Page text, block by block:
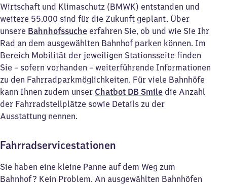
Wirtschaft und Klimaschutz (BMWK) entstanden und
weitere 55.000 sind für die Zukunft geplant. Über
unsere Bahnhofssuche erfahren Sie, ob und wie Sie Ihr
Rad an dem ausgewählten Bahnhof parken können. Im
Bereich Mobilität der jeweiligen Stationsseite finden
Sie – sofern vorhanden – weiterführende Informationen
zu den Fahrradparkmöglichkeiten. Für viele Bahnhöfe
kann Ihnen zudem unser Chatbot DB Smile die Anzahl
der Fahrradstellplätze sowie Details zu der
Ausstattung nennen.
Fahrradservicestationen
Sie haben eine kleine Panne auf dem Weg zum
Bahnhof? Kein Problem. An ausgewählten Bahnhöfen